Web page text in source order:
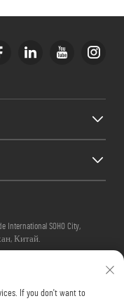
SOHO City,
Китай.
If you don't want to